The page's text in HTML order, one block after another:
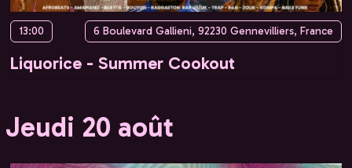
13:00 6 Boulevard Gallieni, 92230 Gennevilliers, France
Liquorice - Summer Cookout
Jeudi 20 août